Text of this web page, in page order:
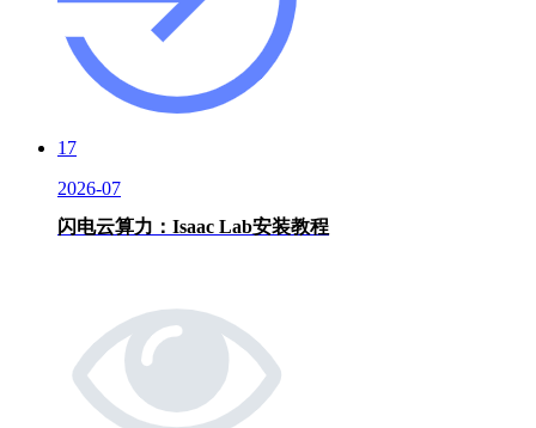
17
2026-07
闪电云算力：Isaac Lab安装教程